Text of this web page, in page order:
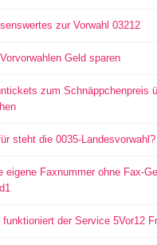
zur Vorwahl 03212
Geld sparen
zum Schnäppchenpreis
steht die 0035-Landesvorwahl?
eigene Faxnummer ohne Fax-
funktioniert der Service 5Vor12